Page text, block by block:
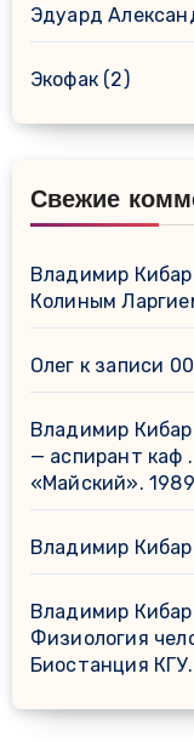
Эдуард
Экофак(2)
Свежие
Владимир
Колиным
Олег к записи
Владимир
— аспирант каф
«Майский».
Владимир
Владимир
Физиология
Биостанция